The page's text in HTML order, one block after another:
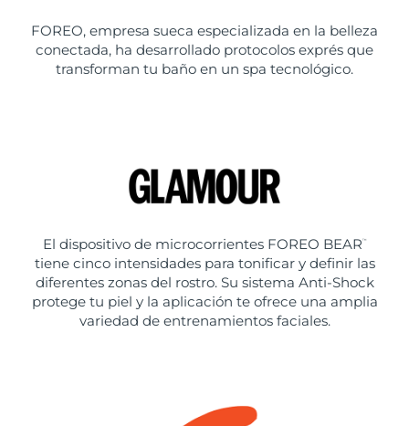
FOREO, empresa sueca especializada en la belleza
conectada, ha desarrollado protocolos exprés que
transforman tu baño en un spa tecnológico.
El dispositivo de microcorrientes FOREO BEAR ™
tiene cinco intensidades para tonificar y definir las
diferentes zonas del rostro. Su sistema Anti-Shock
protege tu piel y la aplicación te ofrece una amplia
variedad de entrenamientos faciales.